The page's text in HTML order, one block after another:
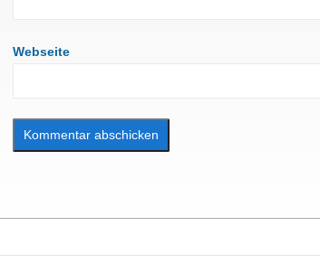
Webseite